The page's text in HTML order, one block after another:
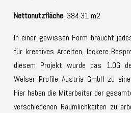
Nettonutzfläche: 384.31 m2
In einer gewissen Form braucht
für kreatives Arbeiten, lockere
diesem Projekt wurde das 1.OG
Welser Profile Austria GmbH zu
Hier haben die Mitarbeiter der
verschiedenen Räumlichkeiten zu